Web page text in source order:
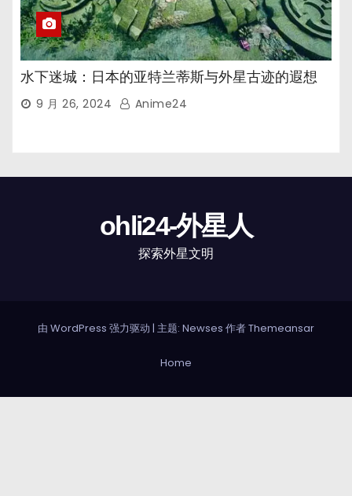
水下迷城：日本的亚特兰蒂斯与外星古迹的遐想
9 月 26, 2024 Anime24
ohli24-外星人
探索外星文明
由 WordPress 强力驱动 | 主题: Newses 作者Themeansar
Home